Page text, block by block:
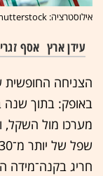
אילוסטרציה: Shutterstock
עידן ארץ אסף
הצניחה החופשית
חריג בקנה־מידה